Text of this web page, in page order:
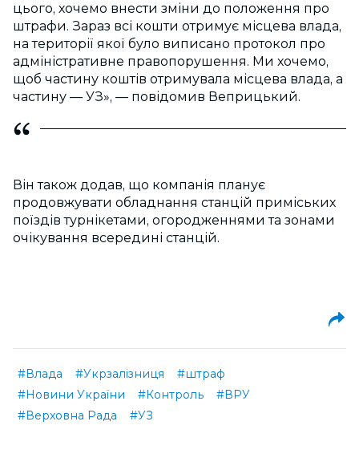
цього, хочемо внести зміни до положення про
штрафи. Зараз всі кошти отримує місцева влада,
на території якої було виписано протокол про
адміністративне правопорушення. Ми хочемо,
щоб частину коштів отримувала місцева влада, а
частину — УЗ», — повідомив Веприцький.
Він також додав, що компанія планує
продовжувати обладнання станцій приміських
поїздів турнікетами, огородженнями та зонами
очікування всередині станцій.
#Влада #Укрзалізниця
#штраф
#Новини України
#Контроль
#ВРУ
#Верховна Рада
#УЗ